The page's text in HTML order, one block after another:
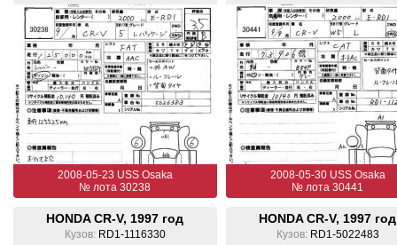
2008-05-23 USS Osaka
№ лота 30238
2008-05-30 USS Osaka
№ лота 30441
HONDA CR-V, 1997 год
Кузов: RD1-1116330
HONDA CR-V, 1997 год
Кузов: RD1-5022483